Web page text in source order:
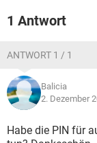
1 Antwort
ANTWORT 1 / 1
Balicia
2. Dezember
Habe die PIN für